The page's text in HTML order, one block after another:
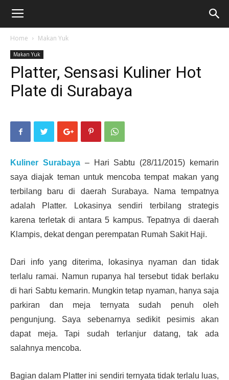
Home Makan Yuk
Makan Yuk
Platter, Sensasi Kuliner Hot
Plate di Surabaya
Kuliner Surabaya– Hari Sabtu (28/11/2015) kemarin
saya diajak teman untuk mencoba tempat makan yang
terbilang baru di daerah Surabaya. Nama tempatnya
adalah Platter. Lokasinya sendiri terbilang strategis
karena terletak di antara 5 kampus. Tepatnya di daerah
Klampis, dekat dengan perempatan Rumah Sakit Haji.
Dari info yang diterima, lokasinya nyaman dan tidak
terlalu ramai. Namun rupanya hal tersebut tidak berlaku
di hari Sabtu kemarin. Mungkin tetap nyaman, hanya saja
parkiran dan meja ternyata sudah penuh oleh
pengunjung. Saya sebenarnya sedikit pesimis akan
dapat meja. Tapi sudah terlanjur datang, tak ada
salahnya mencoba.
Bagian dalam Platter ini sendiri ternyata tidak terlalu luas,